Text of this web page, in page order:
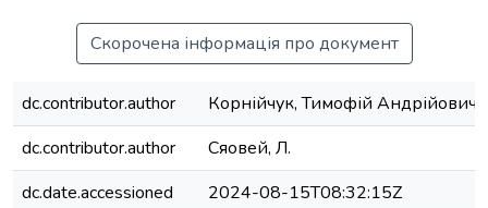
Скорочена інформація про документ
dc.contributor.author
Корнійчук, Тимофій Андрійович
dc.contributor.author
Сяовей, Л.
dc.date.accessioned
2024-08-15T08:32:15Z